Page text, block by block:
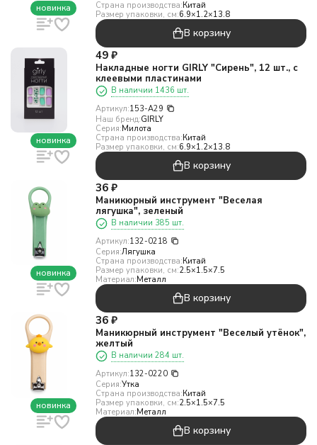
новинка
Страна производства:Китай
Размер упаковки, см:6.9×1.2×13.8
В корзину
новинка
49 ₽
Накладные ногти GIRLY "Сирень", 12 шт., с
клеевыми пластинами
В наличии 1436 шт.
Артикул:153-A29
Наш бренд:GIRLY
Серия:Милота
Страна производства:Китай
Размер упаковки, см:6.9×1.2×13.8
В корзину
новинка
36 ₽
Маникюрный инструмент "Веселая
лягушка", зеленый
В наличии 385 шт.
Артикул:132-0218
Серия:Лягушка
Страна производства:Китай
Размер упаковки, см:2.5×1.5×7.5
Материал:Металл
В корзину
новинка
36 ₽
Маникюрный инструмент "Веселый утёнок",
желтый
В наличии 284 шт.
Артикул:132-0220
Серия:Утка
Страна производства:Китай
Размер упаковки, см:2.5×1.5×7.5
Материал:Металл
В корзину